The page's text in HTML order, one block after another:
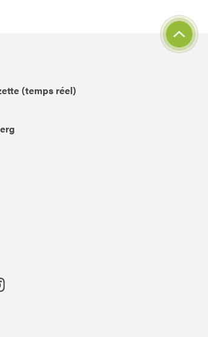
(temps réel)